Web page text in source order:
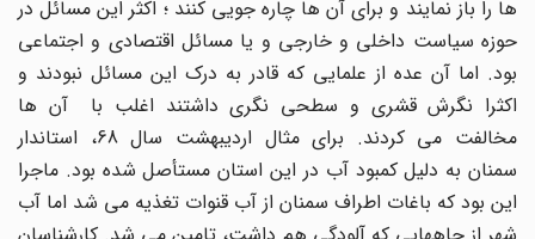
ها را باز نمایند و برای آن ها چاره جویی کنند ؛ اکثر این مسائل در
حوزه سیاست داخلی و خارجی و یا مسائل اقتصادی و اجتماعی
بود. اما آن عده از علمایی که قادر به درک این مسائل نبودند و
اکثرا نگرش قشری و سطحی نگری داشتند اغلب با آن ها
مخالفت می کردند. برای مثال اردیبهشت سال 68، استاندار
سمنان به دلیل کمبود آب در این استان مستأصل شده بود. ماجرا
این بود که باغات اطراف سمنان از آب قنوات تغذیه می شد اما آب